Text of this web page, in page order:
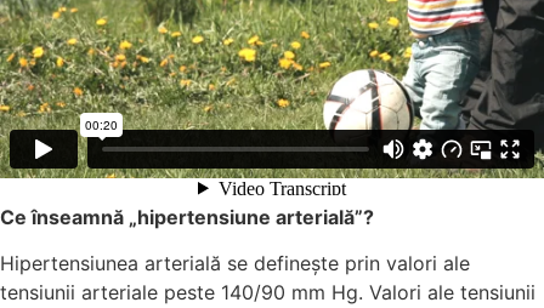
Ce înseamnă „hipertensiune arterială”?
Hipertensiunea arterială se definește prin valori ale
tensiunii arteriale peste 140/90 mm Hg. Valori ale tensiunii